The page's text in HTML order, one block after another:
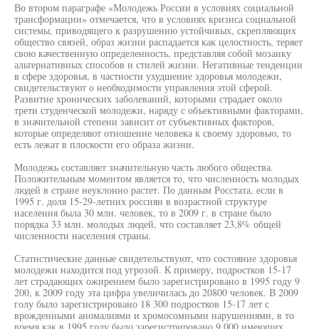
Во втором параграфе «Молодежь России в условиях социальной
трансформации» отмечается, что в условиях кризиса социальной
системы, приводящего к разрушению устойчивых, скрепляющих
общество связей, образ жизни распадается как целостность, теряет
свою качественную определенность, представляя собой мозаику
альтернативных способов и стилей жизни. Негативные тенденции
в сфере здоровья, в частности ухудшение здоровья молодежи,
свидетельствуют о необходимости управления этой сферой.
Развитие хронических заболеваний, которыми страдает около
трети студенческой молодежи, наряду с объективными факторами,
в значительной степени зависит от субъективных факторов,
которые определяют отношение человека к своему здоровью, то
есть лежат в плоскости его образа жизни.
Молодежь составляет значительную часть любого общества.
Положительным моментом является то, что численность молодых
людей в стране неуклонно растет. По данным Росстата, если в
1995 г. доля 15-29-летних россиян в возрастной структуре
населения была 30 млн. человек, то в 2009 г. в стране было
порядка 33 млн. молодых людей, что составляет 23,8% общей
численности населения страны.
Статистические данные свидетельствуют, что состояние здоровья
молодежи находится под угрозой. К примеру, подростков 15-17
лет страдающих ожирением было зарегистрировано в 1995 году 9
200, к 2009 году эта цифра увеличилась до 20800 человек. В 2009
голу было зарегистрировано 18 300 подростков 15-17 лет с
врожденными аномалиями и хромосомными нарушениями, в то